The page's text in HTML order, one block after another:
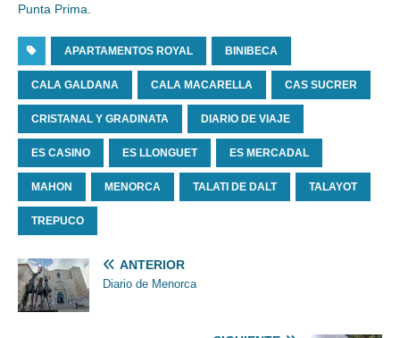
Punta Prima.
APARTAMENTOS ROYAL BINIBECA
CALA GALDANA CALA MACARELLA CAS SUCRER
CRISTANAL Y GRADINATA DIARIO DE VIAJE
ES CASINO ES LLONGUET ES MERCADAL
MAHON MENORCA TALATI DE DALT TALAYOT
TREPUCO
ANTERIOR
Diario de Menorca